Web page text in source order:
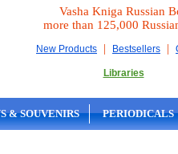
Vasha Kniga Russian
more than 125,000
New Products | Bestsellers |
Libraries
& SOUVENIRS PERIODICALS